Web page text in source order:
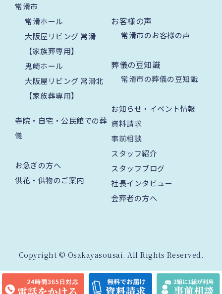
常滑市
常滑ホール
大阪屋リビング 常滑
【家族葬専用】
鬼崎ホール
大阪屋リビング 常滑北
【家族葬専用】
寺院・自宅・公民館での葬
儀
お急ぎの方へ
供花・供物のご案内
お客様の声
常滑市のお客様の声
葬儀の豆知識
常滑市の葬儀の豆知識
お知らせ・イベント情報
資料請求
事前相談
スタッフ紹介
スタッフブログ
社長インタビュー
会葬者の方へ
Copyright © Osakayasousai. All Rights Reserved.